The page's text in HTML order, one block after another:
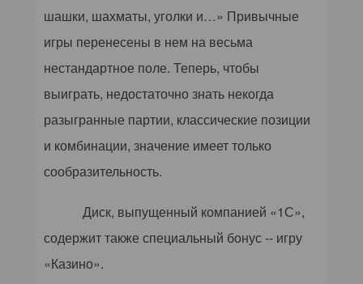
шашки, шахматы, уголки и…» Привычные
игры перенесены в нем на весьма
нестандартное поле. Теперь, чтобы
выиграть, недостаточно знать некогда
разыгранные партии, классические позиции
и комбинации, значение имеет только
сообразительность.
Диск, выпущенный компанией «1С»,
содержит также специальный бонус -- игру
«Казино».